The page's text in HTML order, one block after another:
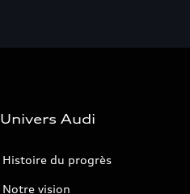
Univers Audi
Histoire du progrès
Notre vision